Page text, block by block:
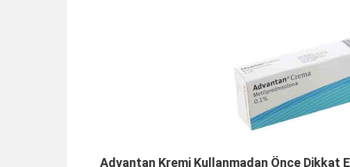
Advantan Kremi Kullanmadan Önce Dikkat